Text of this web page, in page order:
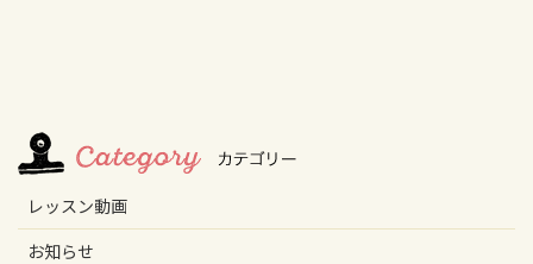
レッスン動画
お知らせ